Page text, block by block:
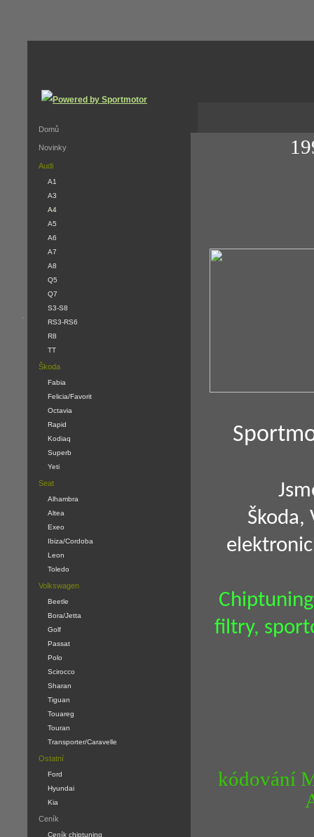
Domů
Novinky
Audi
A1
A3
A4
A5
A6
A7
A8
Q5
Q7
S3-S8
RS3-RS6
R8
TT
Škoda
Fabia
Felicia/Favorit
Octavia
Rapid
Kodiaq
Superb
Yeti
Seat
Alhambra
Altea
Exeo
Ibiza/Cordoba
Leon
Toledo
Volkswagen
Beetle
Bora/Jetta
Golf
Passat
Polo
Scirocco
Sharan
Tiguan
Touareg
Touran
Transporter/Caravelle
Ostatní
Ford
Hyundai
Kia
Ceník
Ceník chiptuning
Škoda,
filtry,
kódování